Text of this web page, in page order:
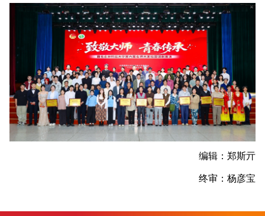
编辑：郑斯亓
终审：杨彦宝